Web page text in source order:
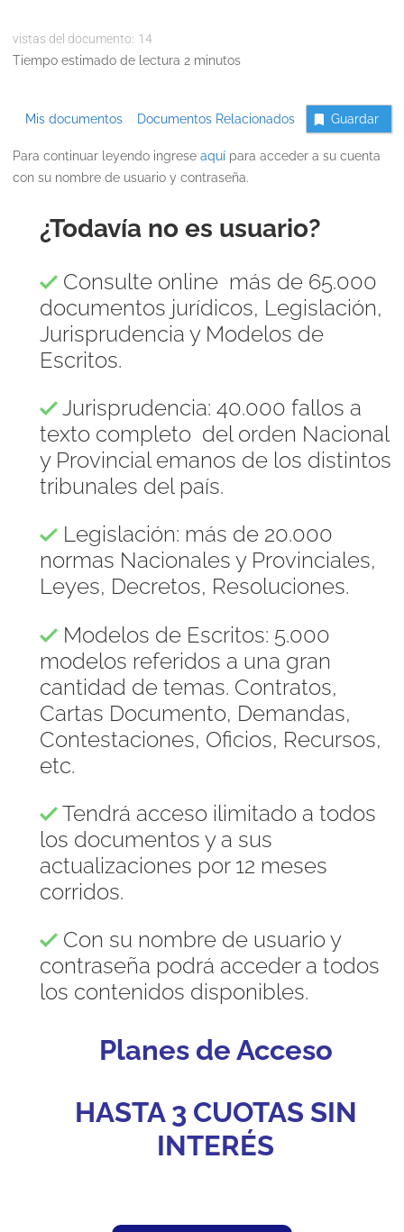
vistas del documento: 14
Tiempo estimado de lectura 2 minutos
Mis documentos Documentos Relacionados Guardar
Para continuar leyendo ingrese aquípara acceder a su cuenta
con su nombre de usuario y contraseña.
¿Todavía no es usuario?
Consulte online más de 65.000
documentos jurídicos, Legislación,
Jurisprudencia y Modelos de
Escritos.
Jurisprudencia: 40.000 fallos a
texto completo del orden Nacional
y Provincial emanos de los distintos
tribunales del país.
Legislación: más de 20.000
normas Nacionales y Provinciales,
Leyes, Decretos, Resoluciones.
Modelos de Escritos: 5.000
modelos referidos a una gran
cantidad de temas. Contratos,
Cartas Documento, Demandas,
Contestaciones, Oficios, Recursos,
etc.
Tendrá acceso ilimitado a todos
los documentos y a sus
actualizaciones por 12 meses
corridos.
Con su nombre de usuario y
contraseña podrá acceder a todos
los contenidos disponibles.
Planes de Acceso
HASTA 3 CUOTAS SIN
INTERÉS